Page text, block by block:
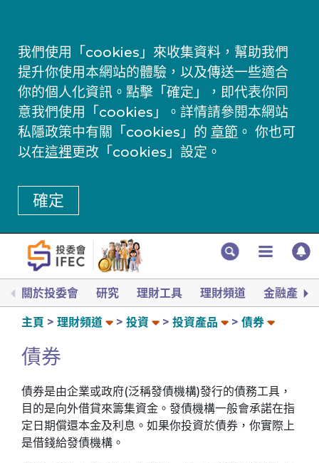
我們使用「cookies」來收集資料，幫助我們
提升你使用本網站的體驗，以及傳送一些適合
你的個人化資訊。點擊「確定」，即代表你同
意我們使用「cookies」。詳情請參閱本網站
私隱政策中有關「cookies」的 章節 。 你也可
以在這裡更改「cookies」設定。
確定
關於投委會 研究 理財工具 理財頻道 金融產品
主頁 理財頻道 投資 投資產品 債券
債券
債券是由企業或政府(泛稱發債機構)發行的債務工具，
目的是向外借貸來籌集資金。發債機構一般會承諾在指
定日期償還本金及利息。如果你投資於債券，你實際上
是借錢給發債機構。